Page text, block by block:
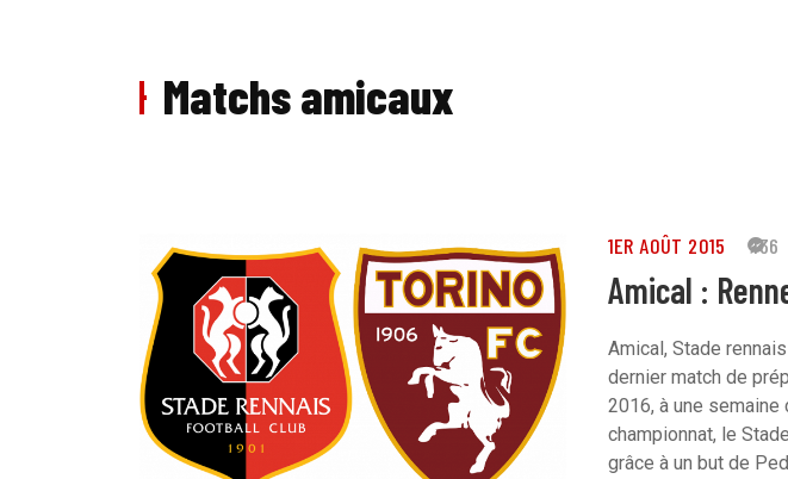
Matchs amicaux
1ER AOÛT 2015 136
Amical :
Amical, Stade
dernier match de
2016, à une semaine
championnat, le
grâce à un but de